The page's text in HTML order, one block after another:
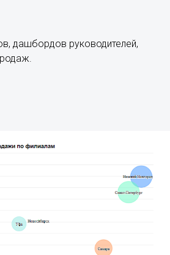
дашбордов руководителей,